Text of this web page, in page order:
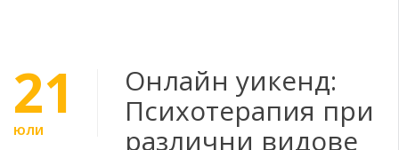
21
ЮЛИ
Онлайн уикенд:
Психотерапия при
различни видове